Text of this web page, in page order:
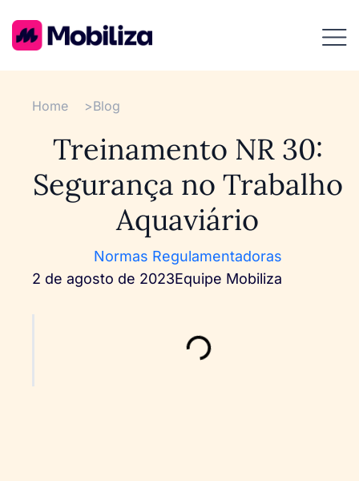
Home >Blog
Treinamento NR 30:
Segurança no Trabalho
Aquaviário
Normas Regulamentadoras
2 de agosto de 2023Equipe Mobiliza